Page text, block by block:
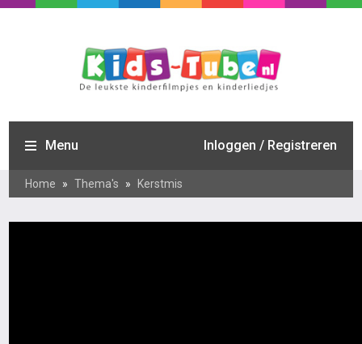
Menu Inloggen / Registreren
Home » Thema's » Kerstmis